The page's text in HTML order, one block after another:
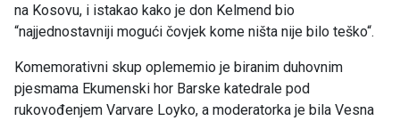
na Kosovu, i istakao kako je don Kelmend bio
“najjednostavniji mogući čovjek kome ništa nije bilo teško“.
Komemorativni skup oplememio je biranim duhovnim
pjesmama Ekumenski hor Barske katedrale pod
rukovođenjem Varvare Loyko, a moderatorka je bila Vesna